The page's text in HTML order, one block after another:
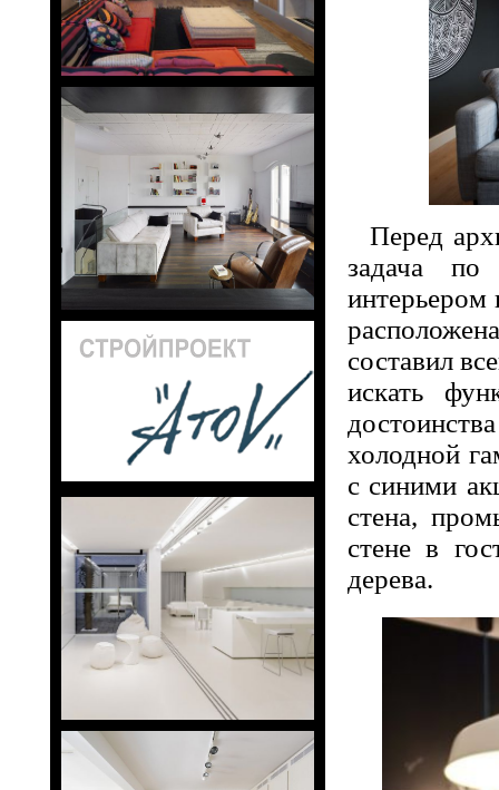
Перед
задача по
интерьером
составил
искать
холодной
с синими
стена,
стене в
дерева.